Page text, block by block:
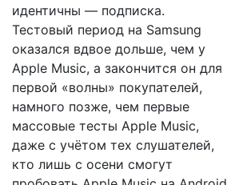
идентичны — подписка.
Тестовый период на Samsung
оказался вдвое дольше, чем у
Apple Music, а закончится он для
первой «волны» покупателей,
намного позже, чем первые
массовые тесты Apple Music,
даже с учётом тех слушателей,
кто лишь с осени смогут